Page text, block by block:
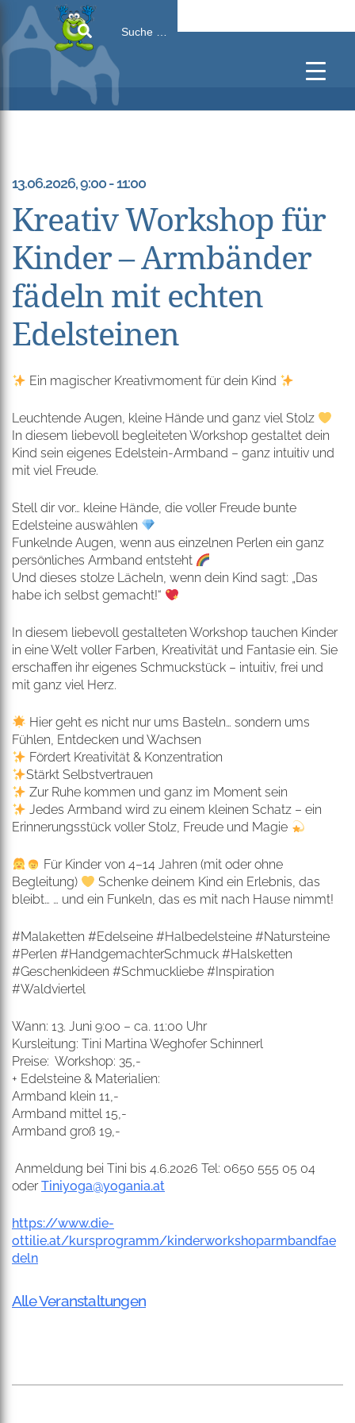
for:
13.06.2026, 9:00 - 11:00
Kreativ Workshop für
Kinder – Armbänder
fädeln mit echten
Edelsteinen
Ein magischer Kreativmoment für dein Kind
Leuchtende Augen, kleine Hände und ganz viel Stolz
In diesem liebevoll begleiteten Workshop gestaltet dein
Kind sein eigenes Edelstein-Armband – ganz intuitiv und
mit viel Freude.
Stell dir vor… kleine Hände, die voller Freude bunte
Edelsteine auswählen
Funkelnde Augen, wenn aus einzelnen Perlen ein ganz
persönliches Armband entsteht
Und dieses stolze Lächeln, wenn dein Kind sagt: „Das
habe ich selbst gemacht!“
In diesem liebevoll gestalteten Workshop tauchen Kinder
in eine Welt voller Farben, Kreativität und Fantasie ein. Sie
erschaffen ihr eigenes Schmuckstück – intuitiv, frei und
mit ganz viel Herz.
Hier geht es nicht nur ums Basteln… sondern ums
Fühlen, Entdecken und Wachsen
Fördert Kreativität & Konzentration
Stärkt Selbstvertrauen
Zur Ruhe kommen und ganz im Moment sein
Jedes Armband wird zu einem kleinen Schatz – ein
Erinnerungsstück voller Stolz, Freude und Magie
Für Kinder von 4–14 Jahren (mit oder ohne
Begleitung)
Schenke deinem Kind ein Erlebnis, das
bleibt… … und ein Funkeln, das es mit nach Hause nimmt!
#Malaketten #Edelseine #Halbedelsteine #Natursteine
#Perlen #HandgemachterSchmuck #Halsketten
#Geschenkideen #Schmuckliebe #Inspiration
#Waldviertel
Wann: 13. Juni 9:00 – ca. 11:00 Uhr
Kursleitung: Tini Martina Weghofer Schinnerl
Preise: Workshop: 35,-
+ Edelsteine & Materialien:
Armband klein 11,-
Armband mittel 15,-
Armband groß 19,-
Anmeldung bei Tini bis 4.6.2026 Tel: 0650 555 05 04
oderTiniyoga@yogania.at
https://www.die-
ottilie.at/kursprogramm/kinderworkshoparmbandfae
deln
Alle Veranstaltungen